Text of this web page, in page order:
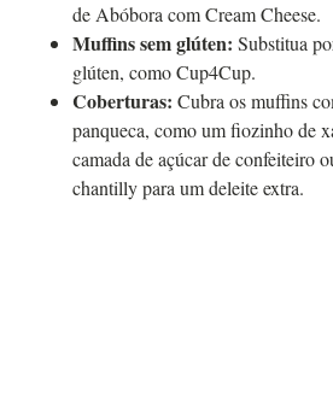
de Abóbora com Cream Cheese.
Muffins sem glúten: Substitua
glúten, como Cup4Cup.
Coberturas: Cubra os muffins
panqueca, como um fiozinho de
camada de açúcar de confeiteiro
chantilly para um deleite extra.